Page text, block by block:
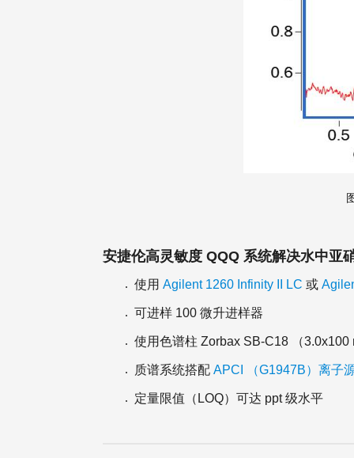
安捷伦高灵敏度 QQQ 系统解决水中亚
使用 Agilent 1260 Infinity II LC 或
可进样 100 微升进样器
使用色谱柱 Zorbax SB-C18 （
质谱系统搭配 APCI （G1947B）离子
定量限值（LOQ）可达 ppt 级水平